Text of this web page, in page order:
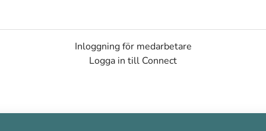
Inloggning för medarbetare
Logga in till Connect